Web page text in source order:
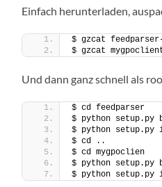
Einfach herunterladen,
$ gzcat
$ gzcat
Und dann ganz schnell als
$ cd feedparser
$ python setup.py
$ python
$ cd ..
$ cd mygpoclien
$ python setup.py
$ python